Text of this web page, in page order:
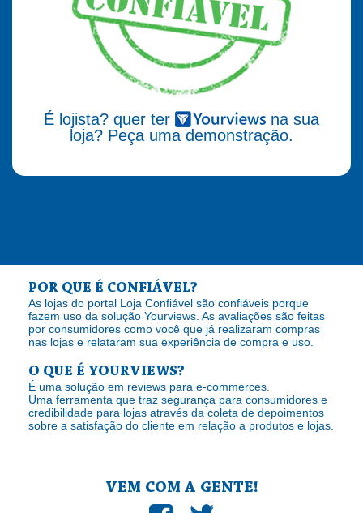
É lojista? quer ter
na sua
loja? Peça uma demonstração.
POR QUE É CONFIÁVEL?
As lojas do portal Loja Confiável são confiáveis porque
fazem uso da solução Yourviews. As avaliações são feitas
por consumidores como você que já realizaram compras
nas lojas e relataram sua experiência de compra e uso.
O QUE É YOURVIEWS?
É uma solução em reviews para e-commerces.
Uma ferramenta que traz segurança para consumidores e
credibilidade para lojas através da coleta de depoimentos
sobre a satisfação do cliente em relação a produtos e lojas.
VEM COM A GENTE!